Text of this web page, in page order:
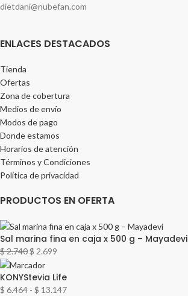
dietdani@nubefan.com
ENLACES DESTACADOS
Tienda
Ofertas
Zona de cobertura
Medios de envío
Modos de pago
Donde estamos
Horarios de atención
Términos y Condiciones
Política de privacidad
PRODUCTOS EN OFERTA
Sal marina fina en caja x 500 g – Mayadevi
$2.740$ 2.699
KONYStevia Life
$ 6.464 - $ 13.147